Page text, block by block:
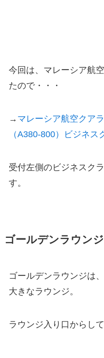
今回は、マレーシア航
たので・・・
→ マレーシア航空クア
（A380-800）ビジネス
受付左側のビジネスク
す。
ゴールデンラウン
ゴールデンラウンジは
大きなラウンジ。
ラウンジ入り口からし